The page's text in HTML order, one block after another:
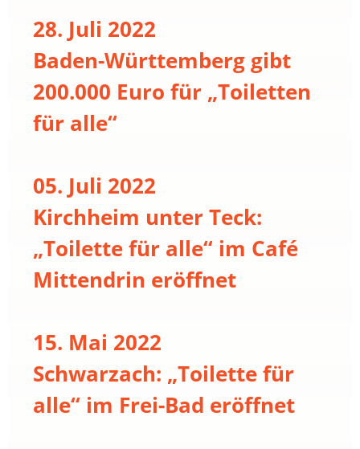
28. Juli 2022
Baden-Württemberg gibt
200.000 Euro für „Toiletten
für alle“
05. Juli 2022
Kirchheim unter Teck:
„Toilette für alle“ im Café
Mittendrin eröffnet
15. Mai 2022
Schwarzach: „Toilette für
alle“ im Frei-Bad eröffnet